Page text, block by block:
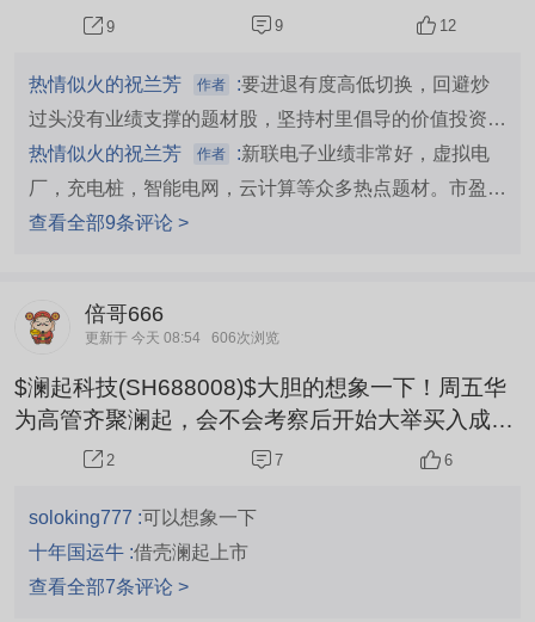
以参考历史上抱团板块与个股由牛走熊之后的走
坚决抛千万别入为上策。 财报周期，要坚持管理层
倡导价值投资，进退有度高低切换，坚决抛弃炒过
头了没有业绩支撑的题材股，选择像新联电子这样
的业绩持续高增长，挖黄金坑洗盘调整充分的价值
潜力股潜伏 请仔...
9 9 12
热情似火的祝兰芳 作者 :要进退有度高低切换，回避炒
过头没有业绩支撑的题材股，坚持村里倡导的价值投资，
选择像新联电子这样业绩持续高增长非常好，挖黄金坑调
整充分的成长股中长线潜伏，收益稳，
热情似火的祝兰芳 作者 :新联电子业绩非常好，虚拟电
厂，充电桩，智能电网，云计算等众多热点题材。市盈率
仅十几，流通市值60多亿元，减出第一，二大股东占比
势优股，挖黄金坑洗盘之后，近期持续振荡攀升蓄势待发
机，珍惜并加仓耐心的持有，必有厚报，后市验证
查看全部9条评论 >
倍哥666
更新于 今天 08:54 606次浏览
$澜起科技(SH688008)$大胆的想象一下！周五华
为高管齐聚澜起，会不会考察后开始大举买入成为
第一实控人？为全产业链打下基础！
2 7 6
soloking777 :可以想象一下
十年国运牛 :借壳澜起上市
查看全部7条评论 >